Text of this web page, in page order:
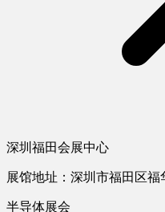
深圳福田会展中心
展馆地址：深圳市福田区
半导体展会